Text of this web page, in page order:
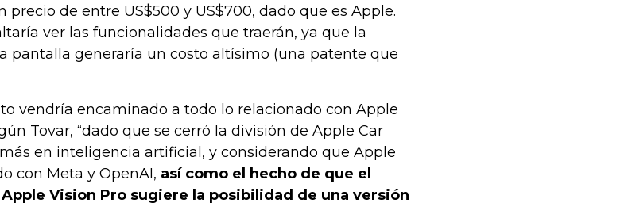
precio de entre US$500 y US$700, dado que es Apple.
ver las funcionalidades que traerán, ya que la
pantalla generaría un costo altísimo (una patente que
vendría encaminado a todo lo relacionado con Apple
Tovar, “dado que se cerró la división de Apple Car
en inteligencia artificial, y considerando que Apple
con Meta y OpenAI, así como el hecho de que el
Vision Pro sugiere la posibilidad de una versión